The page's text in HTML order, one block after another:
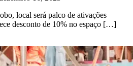
local será palco de ativações
desconto de 10% no espaço […]